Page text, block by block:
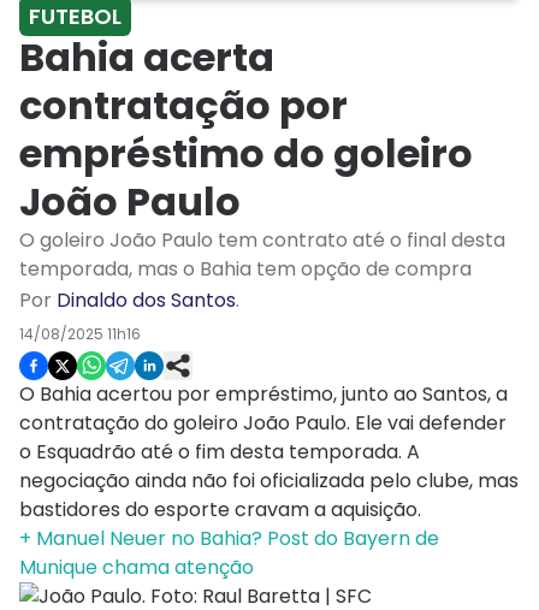
FUTEBOL
Bahia acerta
contratação por
empréstimo do goleiro
João Paulo
O goleiro João Paulo tem contrato até o final desta
temporada, mas o Bahia tem opção de compra
Por Dinaldo dos Santos.
14/08/2025 11h16
O Bahia acertou por empréstimo, junto ao Santos, a
contratação do goleiro João Paulo. Ele vai defender
o Esquadrão até o fim desta temporada. A
negociação ainda não foi oficializada pelo clube, mas
bastidores do esporte cravam a aquisição.
+ Manuel Neuer no Bahia? Post do Bayern de
Munique chama atenção